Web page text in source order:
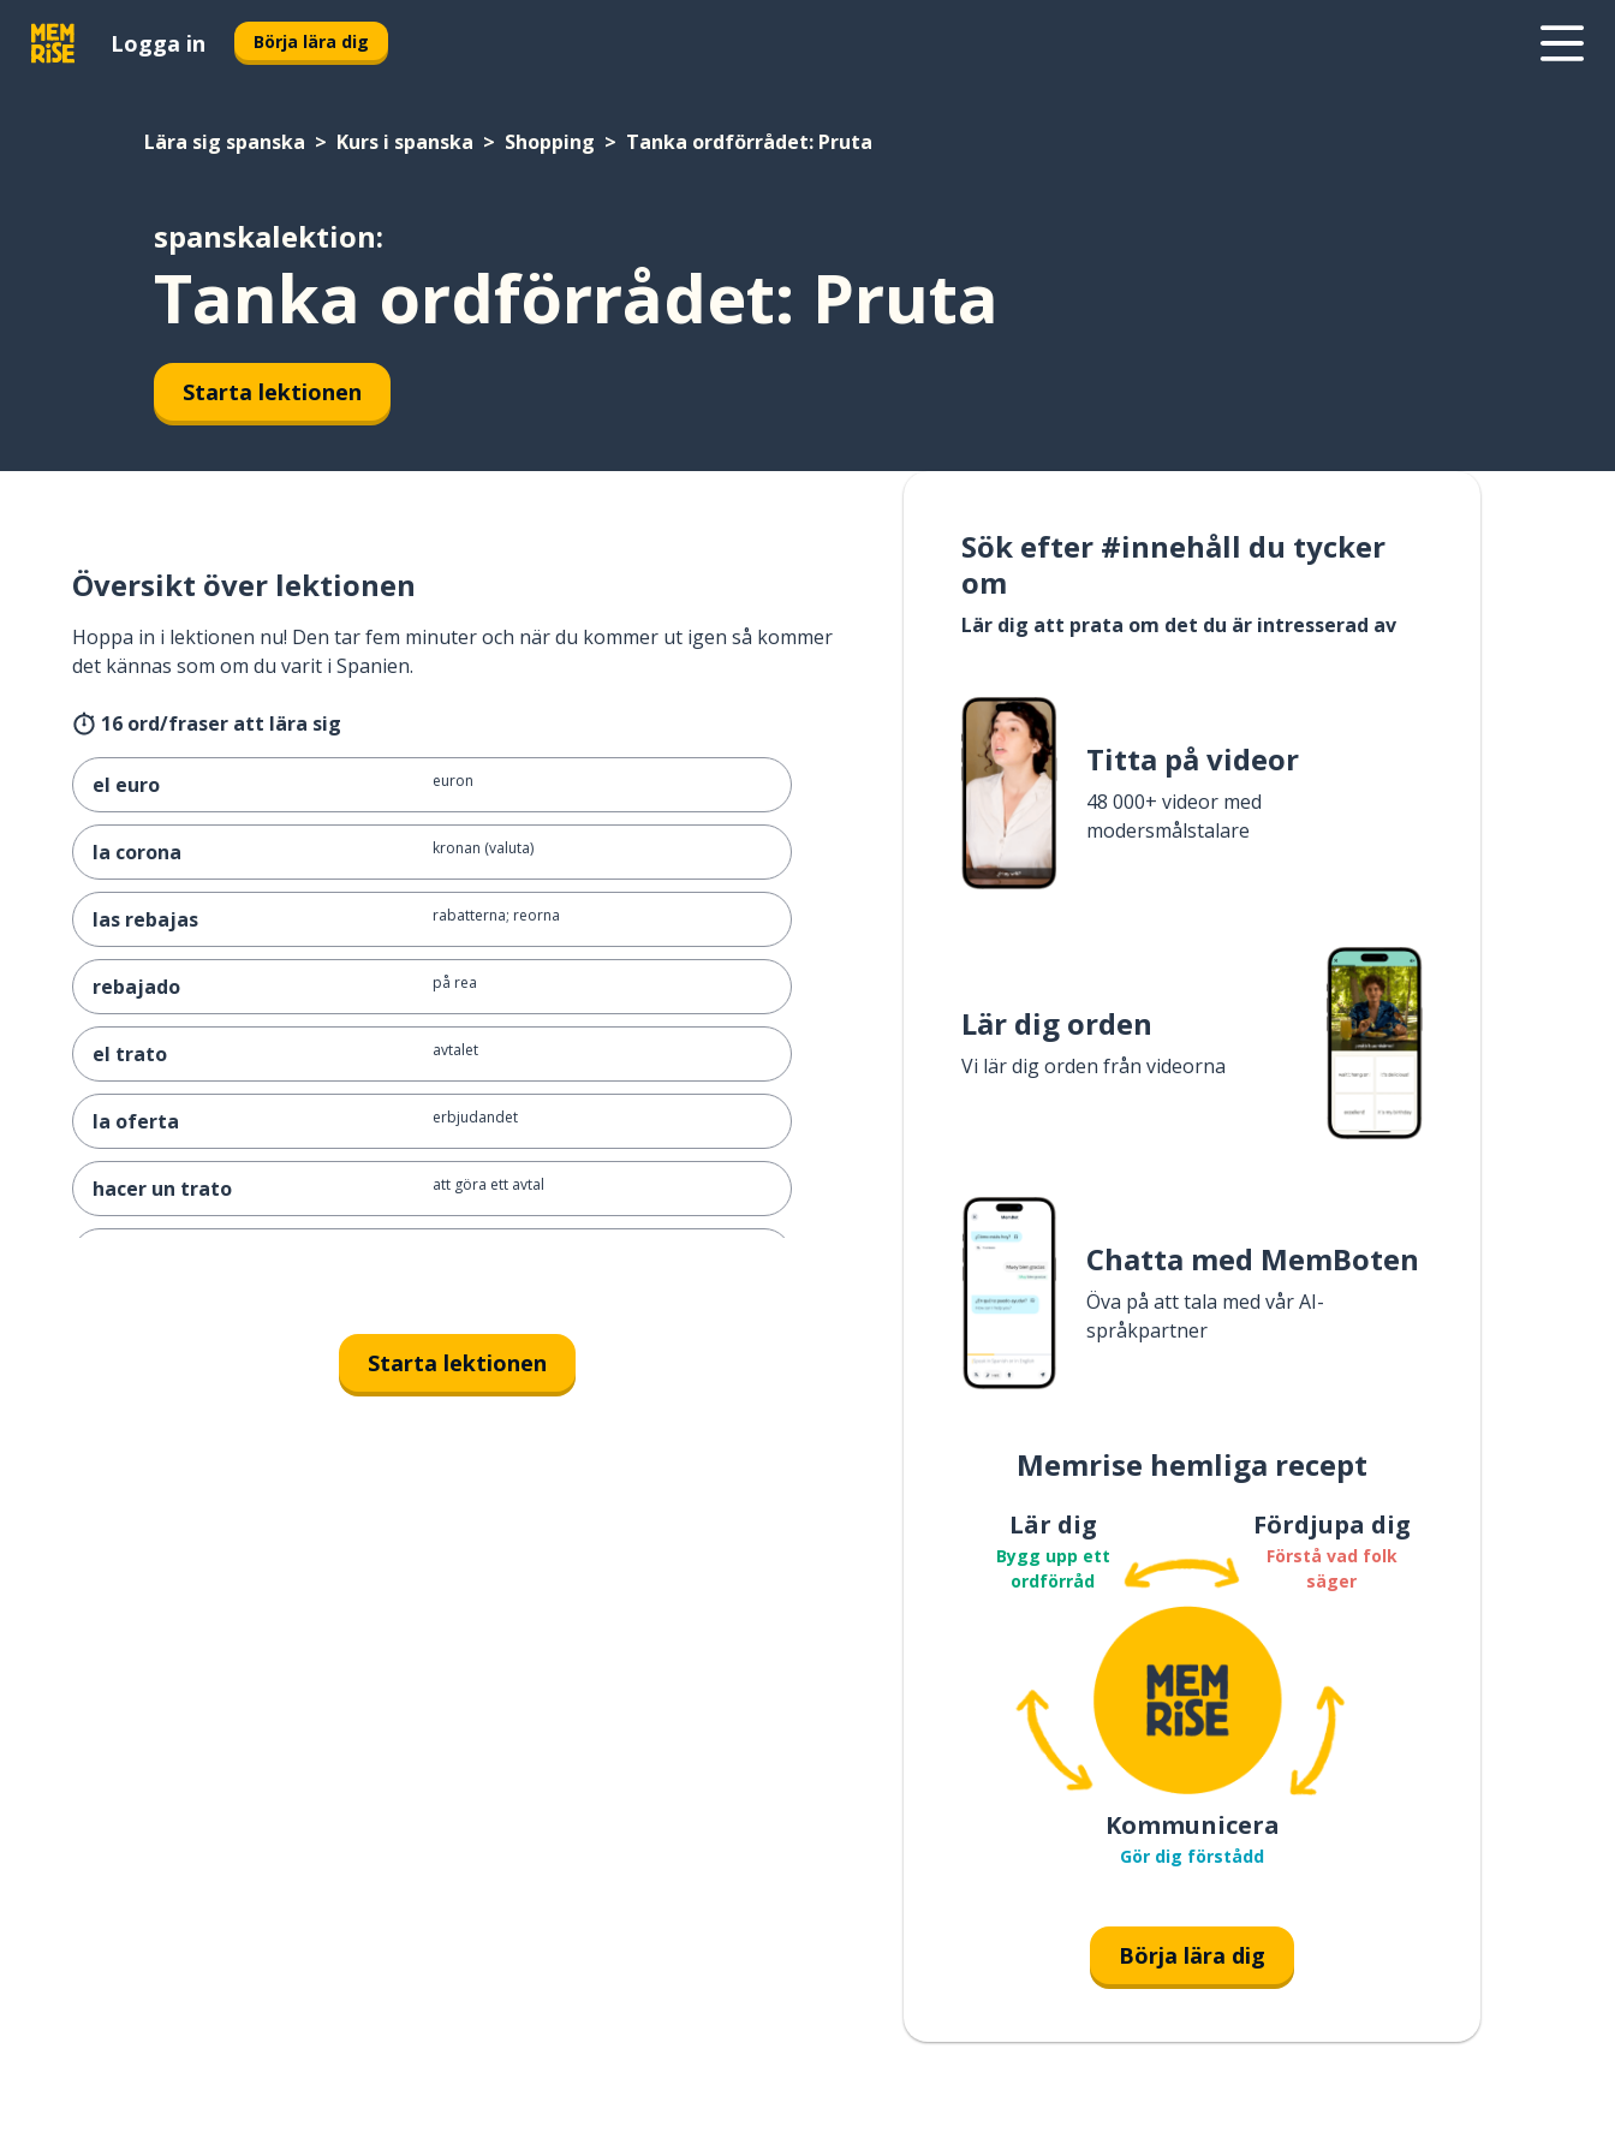
Logga in Börja lära dig
Lära sig spanska Kurs i spanska Shopping Tanka ordförrådet: Pruta
spanskalektion:
Tanka ordförrådet: Pruta
Starta lektionen
Översikt över lektionen
Hoppa in i lektionen nu! Den tar fem minuter och när du kommer ut igen så kommer
det kännas som om du varit i Spanien.
16 ord/fraser att lära sig
el euro euron
la corona kronan (valuta)
las rebajas rabatterna; reorna
rebajado på rea
el trato avtalet
la oferta erbjudandet
hacer un trato att göra ett avtal
Starta lektionen
Sök efter #innehåll du tycker
om
Lär dig att prata om det du är intresserad av
Titta på videor
48 000+ videor med
modersmålstalare
Lär dig orden
Vi lär dig orden från videorna
Chatta med MemBoten
Öva på att tala med vår AI-
språkpartner
Memrise hemliga recept
Lär dig
Bygg upp ett
ordförråd
Fördjupa dig
Förstå vad folk
säger
Kommunicera
Gör dig förstådd
Börja lära dig